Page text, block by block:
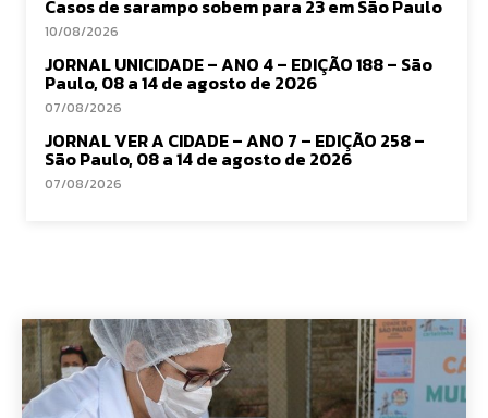
Casos de sarampo sobem para 23 em São Paulo
10/08/2026
JORNAL UNICIDADE – ANO 4 – EDIÇÃO 188 – São
Paulo, 08 a 14 de agosto de 2026
07/08/2026
JORNAL VER A CIDADE – ANO 7 – EDIÇÃO 258 –
São Paulo, 08 a 14 de agosto de 2026
07/08/2026